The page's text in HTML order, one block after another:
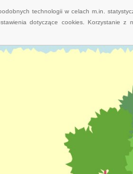
technologii w celach m.in.
dotyczące cookies. Korzystanie z